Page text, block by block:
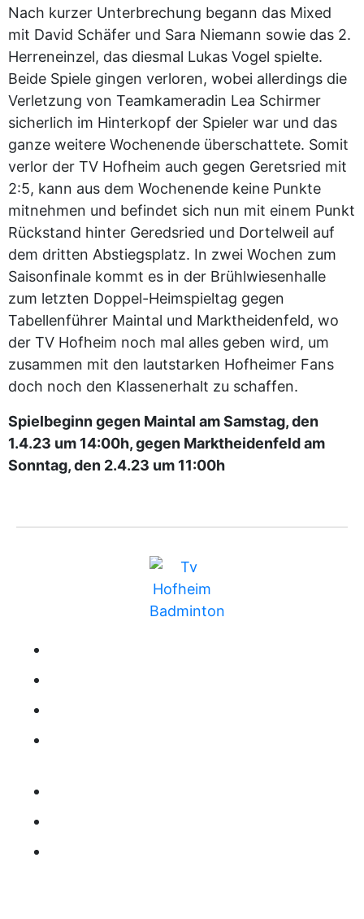
Nach kurzer Unterbrechung begann das Mixed
mit David Schäfer und Sara Niemann sowie das 2.
Herreneinzel, das diesmal Lukas Vogel spielte.
Beide Spiele gingen verloren, wobei allerdings die
Verletzung von Teamkameradin Lea Schirmer
sicherlich im Hinterkopf der Spieler war und das
ganze weitere Wochenende überschattete. Somit
verlor der TV Hofheim auch gegen Geretsried mit
2:5, kann aus dem Wochenende keine Punkte
mitnehmen und befindet sich nun mit einem Punkt
Rückstand hinter Geredsried und Dortelweil auf
dem dritten Abstiegsplatz. In zwei Wochen zum
Saisonfinale kommt es in der Brühlwiesenhalle
zum letzten Doppel-Heimspieltag gegen
Tabellenführer Maintal und Marktheidenfeld, wo
der TV Hofheim noch mal alles geben wird, um
zusammen mit den lautstarken Hofheimer Fans
doch noch den Klassenerhalt zu schaffen.
Spielbeginn gegen Maintal am Samstag, den
1.4.23 um 14:00h, gegen Marktheidenfeld am
Sonntag, den 2.4.23 um 11:00h